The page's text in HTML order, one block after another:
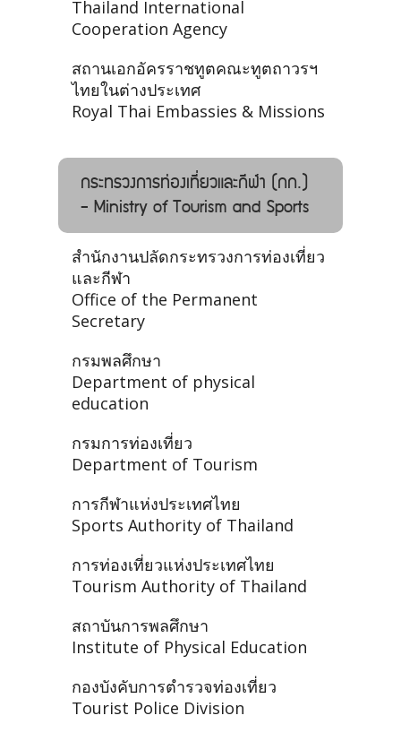
Thailand International
Cooperation Agency
สถานเอกอัครราชทูตคณะทูตถาวรฯ
ไทยในต่างประเทศ
Royal Thai Embassies & Missions
กระทรวงการท่องเที่ยวและกีฬา (กก.)
- Ministry of Tourism and Sports
สำนักงานปลัดกระทรวงการท่องเที่ยว
และกีฬา
Office of the Permanent
Secretary
กรมพลศึกษา
Department of physical
education
กรมการท่องเที่ยว
Department of Tourism
การกีฬาแห่งประเทศไทย
Sports Authority of Thailand
การท่องเที่ยวแห่งประเทศไทย
Tourism Authority of Thailand
สถาบันการพลศึกษา
Institute of Physical Education
กองบังคับการตำรวจท่องเที่ยว
Tourist Police Division